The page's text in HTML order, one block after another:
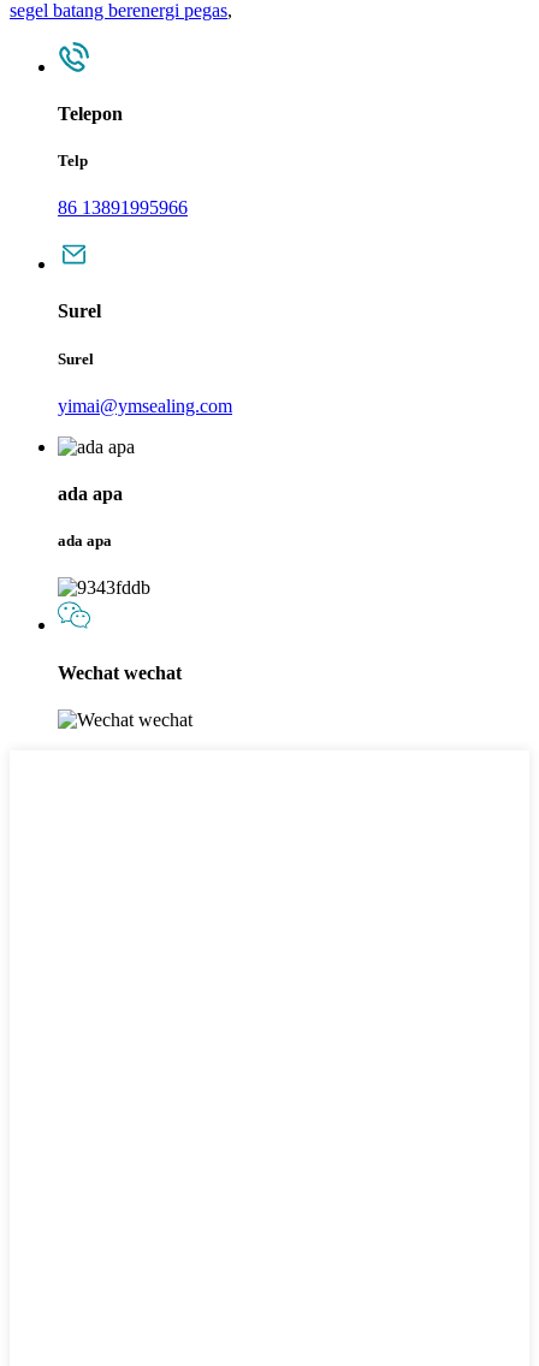
segel batang berenergi pegas,
Telepon
Telp
86 13891995966
Surel
Surel
yimai@ymsealing.com
ada apa
ada apa
Wechat wechat